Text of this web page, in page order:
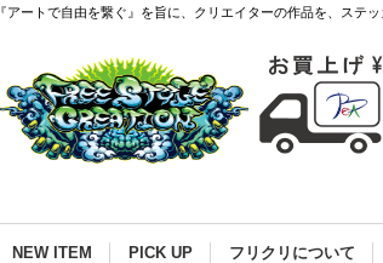
『アートで自由を繋ぐ』を旨に、クリエイターの作品を、ステ
NEW ITEM PICK UP フリクリについて